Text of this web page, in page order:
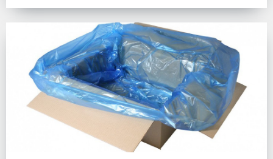
Прочая полиэтиленовая упаковка